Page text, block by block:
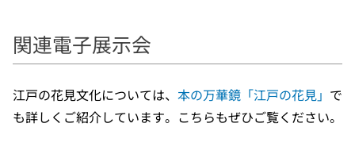
関連電子展示会
江戸の花見文化については、 本の万華鏡「江戸の花見」 で
も詳しくご紹介しています。こちらもぜひご覧ください。